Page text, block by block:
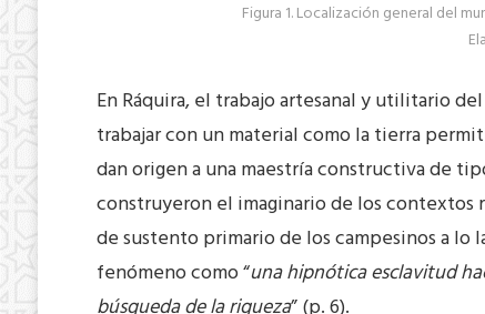
Figura 1. Localización general del
En Ráquira, el trabajo artesanal y utilitario
trabajar con un material como la tierra
dan origen a una maestría constructiva de
construyeron el imaginario de los contextos
de sustento primario de los campesinos a lo
fenómeno como “una hipnótica esclavitud